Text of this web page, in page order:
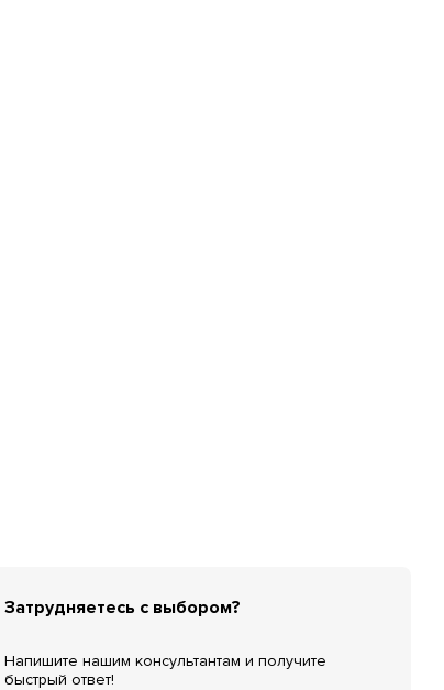
Затрудняетесь с выбором?
Напишите нашим консультантам и получите
быстрый ответ!